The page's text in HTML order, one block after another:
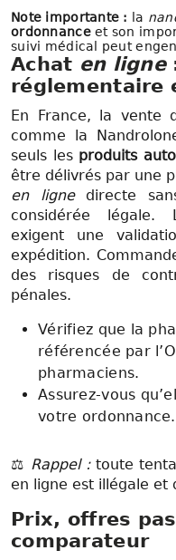
Note importante : la
ordonnanceet son
suivi médical peut
Achat en ligne
réglementaire
En France, la vente
comme la
seuls les produits
être délivrés par une
en lignedirecte
considérée légale.
exigent une
expédition.
des risques de
pénales.
Vérifiez que la
référencée par
pharmaciens.
Assurez-vous
votre ordonnance.
⚖️ Rappel :toute
en ligne est illégale et
Prix, offres
comparateur